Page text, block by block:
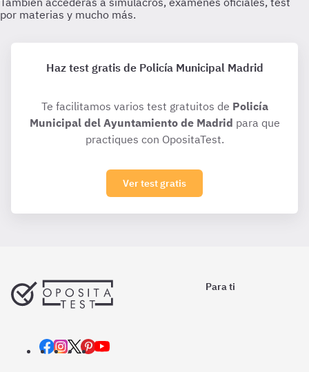
Haz test gratis de Policía Municipal Madrid
Te facilitamos varios test gratuitos de Policía
Municipal del Ayuntamiento de Madrid para que
practiques con OpositaTest.
Ver test gratis
Para ti